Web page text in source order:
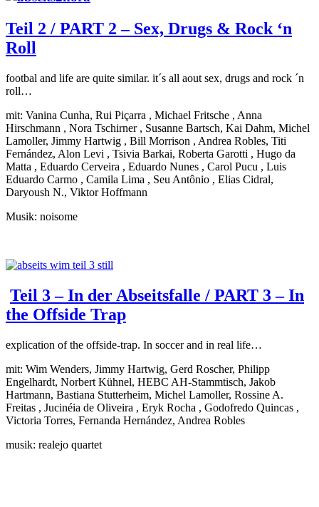
Teil 2 / PART 2 – Sex, Drugs & Rock ‘n
Roll
footbal and life are quite similar. it´s all aout sex, drugs and rock ´n
roll…
mit: Vanina Cunha, Rui Piçarra , Michael Fritsche , Anna
Hirschmann , Nora Tschirner , Susanne Bartsch, Kai Dahm, Michel
Lamoller, Jimmy Hartwig , Bill Morrison , Andrea Robles, Titi
Fernández, Alon Levi , Tsivia Barkai, Roberta Garotti , Hugo da
Matta , Eduardo Cerveira , Eduardo Nunes , Carol Pucu , Luis
Eduardo Carmo , Camila Lima , Seu Antônio , Elias Cidral,
Daryoush N., Viktor Hoffmann
Musik: noisome
Teil 3 – In der Abseitsfalle / PART 3 – In
the Offside Trap
explication of the offside-trap. In soccer and in real life…
mit: Wim Wenders, Jimmy Hartwig, Gerd Roscher, Philipp
Engelhardt, Norbert Kühnel, HEBC AH-Stammtisch, Jakob
Hartmann, Bastiana Stutterheim, Michel Lamoller, Rossine A.
Freitas , Jucinéia de Oliveira , Eryk Rocha , Godofredo Quincas ,
Victoria Torres, Fernanda Hernández, Andrea Robles
musik: realejo quartet